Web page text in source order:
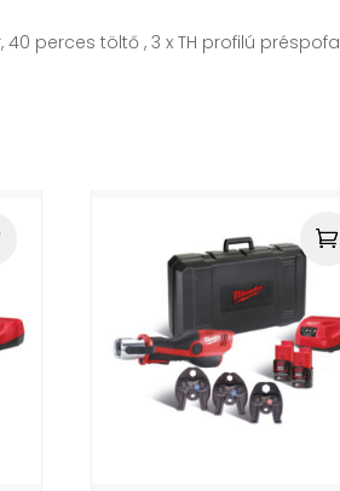
40 perces töltő , 3 x TH profilú préspofa